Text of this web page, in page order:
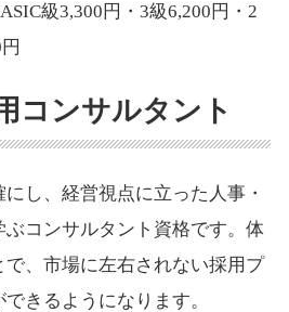
級3,300円・3級6,200円・2
コンサルタント
し、経営視点に立った人事・
コンサルタント資格です。体
、市場に左右されない採用プ
きるようになります。